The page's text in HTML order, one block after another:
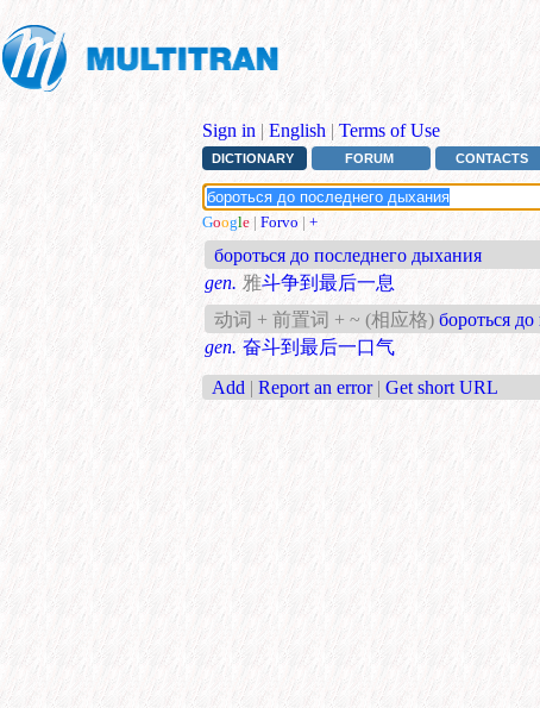
Sign in | English | Terms of Use
DICTIONARY FORUM CONTACTS
Google | Forvo | +
бороться до последнего дыхания
gen. 雅斗争到最后一息
动词 + 前置词 + ~ (相应格) бороться
gen. 奋斗到最后一口气
Add | Report an error | Get short URL